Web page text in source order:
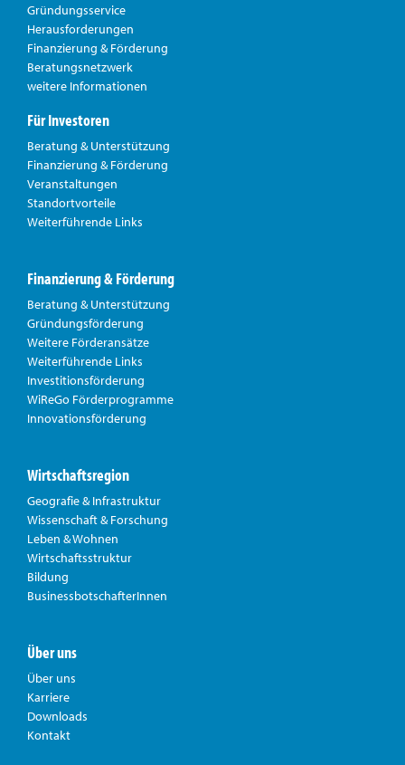
Gründungsservice
Herausforderungen
Finanzierung & Förderung
Beratungsnetzwerk
weitere Informationen
Für Investoren
Beratung & Unterstützung
Finanzierung & Förderung
Veranstaltungen
Standortvorteile
Weiterführende Links
Finanzierung & Förderung
Beratung & Unterstützung
Gründungsförderung
Weitere Förderansätze
Weiterführende Links
Investitionsförderung
WiReGo Förderprogramme
Innovationsförderung
Wirtschaftsregion
Geografie & Infrastruktur
Wissenschaft & Forschung
Leben & Wohnen
Wirtschaftsstruktur
Bildung
BusinessbotschafterInnen
Über uns
Über uns
Karriere
Downloads
Kontakt